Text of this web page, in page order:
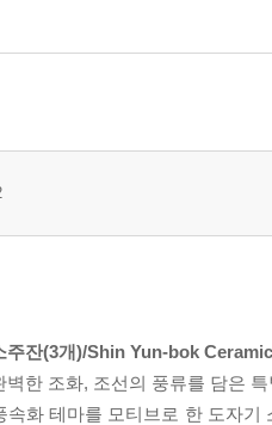
주잔(3개)/Shin Yun-bok
벽한 조화, 조선의 풍류를 담은
속화 테마를 모티브로 한 도자